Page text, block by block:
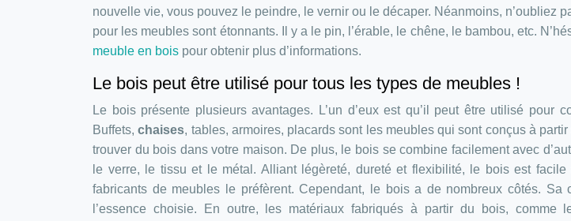
nouvelle vie, vous pouvez le peindre, le vernir ou le décaper. Néanmoins, n’oubliez
pour les meubles sont étonnants. Il y a le pin, l’érable, le chêne, le bambou, etc.
meuble en bois pour obtenir plus d’informations.
Le bois peut être utilisé pour tous les types de meubles !
Le bois présente plusieurs avantages. L’un d’eux est qu’il peut être utilisé pour
Buffets,chaises, tables, armoires, placards sont les meubles qui sont conçus à
trouver du bois dans votre maison. De plus, le bois se combine facilement avec
le verre, le tissu et le métal. Alliant légèreté, dureté et flexibilité, le bois est facile
fabricants de meubles le préfèrent. Cependant, le bois a de nombreux côtés. Sa
l’essence choisie. En outre, les matériaux fabriqués à partir du bois, comme